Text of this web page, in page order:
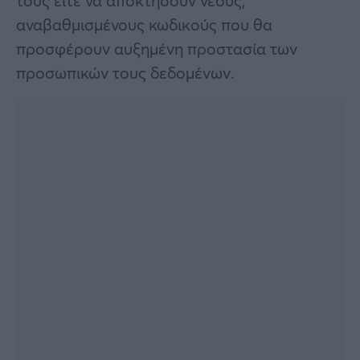
αναβαθμισμένους κωδικούς που θα
προσφέρουν αυξημένη προστασία των
προσωπικών τους δεδομένων.